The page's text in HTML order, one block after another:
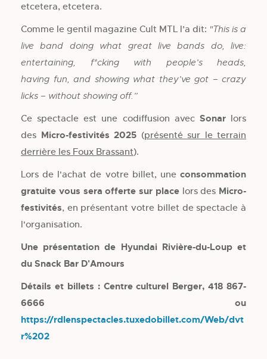
etcetera, etcetera.
Comme le gentil magazine Cult MTL l’a dit: "This is a
live band doing what great live bands do, live:
entertaining, f*cking with people’s heads,
having fun, and showing what they’ve got – crazy
licks – without showing off.”
Ce spectacle est une codiffusion avec Sonarlors
des Micro-festivités 2025 (présenté sur le terrain
derrière les Foux Brassant).
Lors de l'achat de votre billet, une consommation
gratuite vous sera offerte sur placelors des Micro-
festivités, en présentant votre billet de spectacle à
l'organisation.
Une présentation de Hyundai Rivière-du-Loup et
du Snack Bar D'Amours
Détails et billets : Centre culturel Berger, 418 867-
6666 ou
https://rdlenspectacles.tuxedobillet.com/Web/dvt
r%202